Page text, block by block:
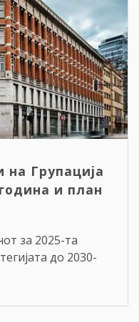
Групација
и план
за 2025-та
до 2030-